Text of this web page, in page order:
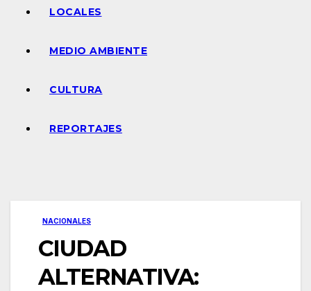
LOCALES
MEDIO AMBIENTE
CULTURA
REPORTAJES
NACIONALES
CIUDAD
ALTERNATIVA: